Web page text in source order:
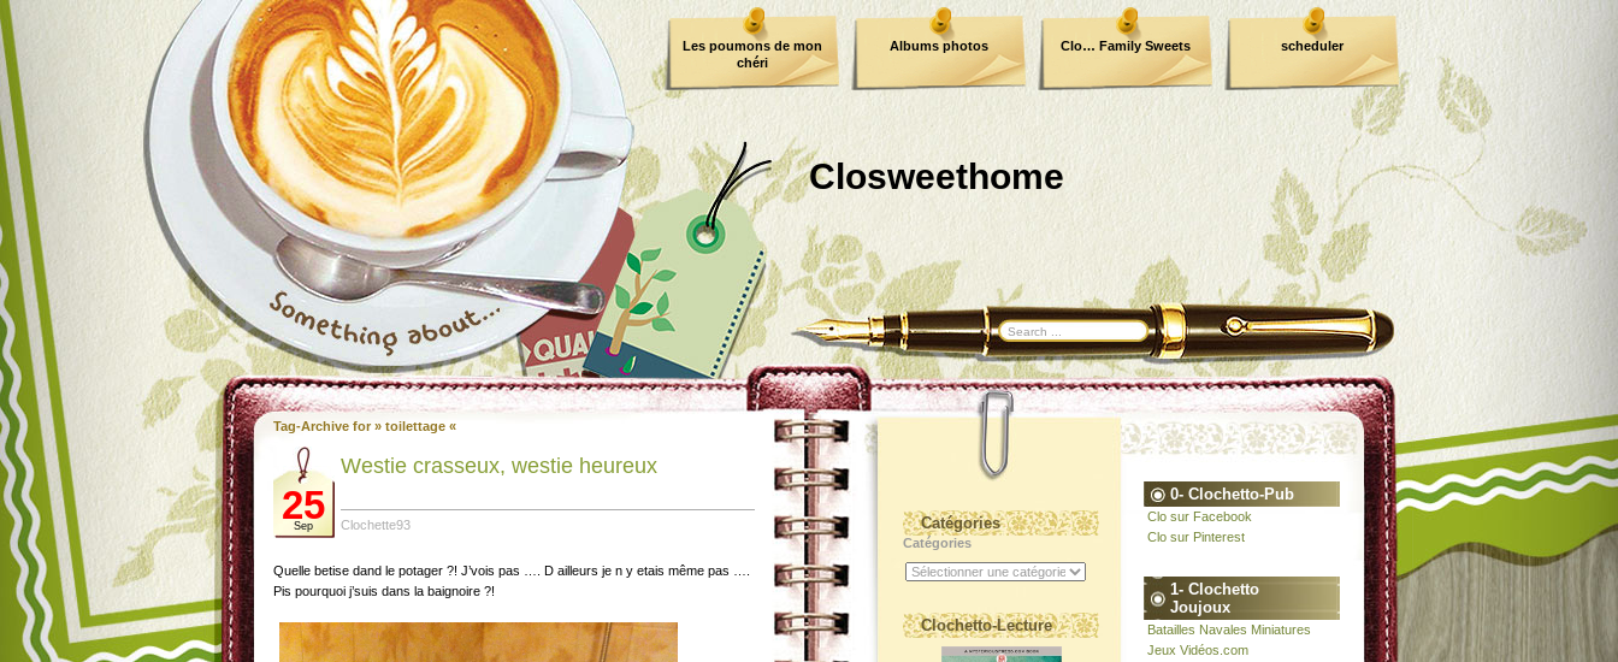
Closweethome
Les poumons de mon
chéri
Albums photos Clo… Family Sweets scheduler
Tag-Archive for » toilettage «
25
Sep
Westie crasseux, westie heureux
Clochette93
Quelle betise dand le potager ?! J’vois pas …. D ailleurs je n y etais même pas ….
Pis pourquoi j’suis dans la baignoire ?!
Catégories
Catégories
Clochetto-Lecture
0- Clochetto-Pub
Clo sur Facebook
Clo sur Pinterest
1- Clochetto
Joujoux
Batailles Navales Miniatures
Jeux Vidéos.com